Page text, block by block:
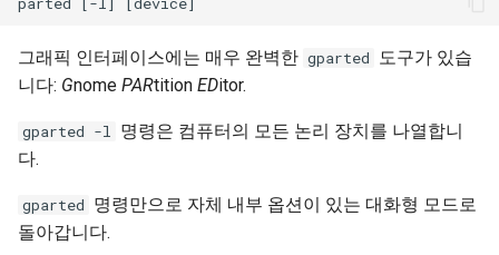
그래픽 인터페이스에는 매우 완벽한 gparted 도구가 있습
니다: Gnome PARtition EDitor.
gparted -l 명령은 컴퓨터의 모든 논리 장치를 나열합니
다.
gparted 명령만으로 자체 내부 옵션이 있는 대화형 모드로
돌아갑니다.